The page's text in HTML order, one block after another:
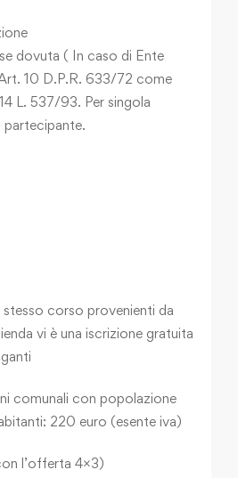
dovuta ( In caso di Ente
10 D.P.R. 633/72 come
L. 537/93. Per singola
partecipante.
corso provenienti da
vi è una iscrizione gratuita
comunali con popolazione
220 euro (esente iva)
l’offerta 4×3)